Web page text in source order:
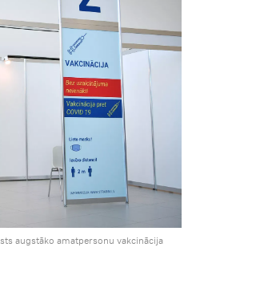
augstāko amatpersonu vakcinācija